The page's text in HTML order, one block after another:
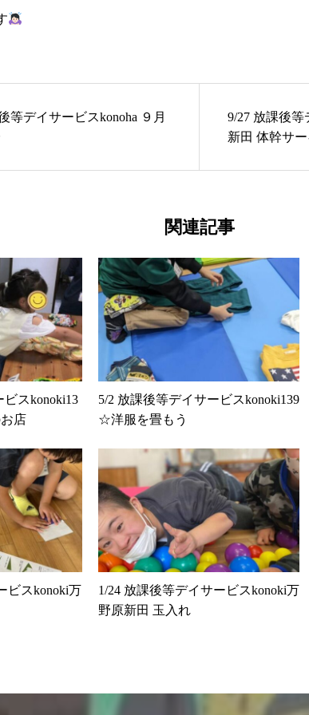
デイサービスkonoha ９月
9/27 放課後
新田 体幹サー
関連記事
スkonoki13
店
5/2 放課後等デイサービスkonoki139
☆洋服を畳もう
ビスkonoki万
1/24 放課後等デイサービスkonoki万
野原新田 玉入れ